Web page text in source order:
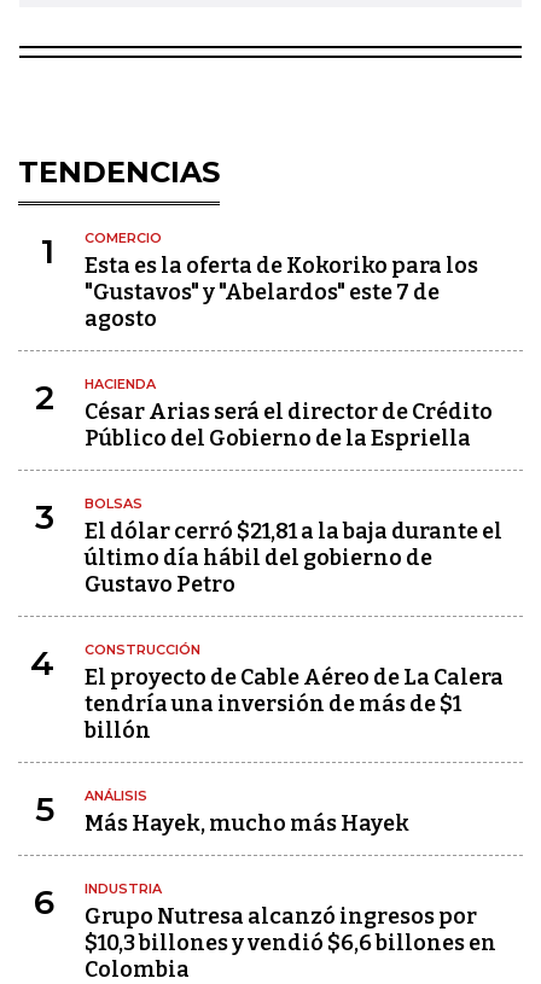
TENDENCIAS
1 COMERCIO
Esta es la oferta de Kokoriko para los
"Gustavos" y "Abelardos" este 7 de
agosto
2 HACIENDA
César Arias será el director de Crédito
Público del Gobierno de la Espriella
3 BOLSAS
El dólar cerró $21,81 a la baja durante el
último día hábil del gobierno de
Gustavo Petro
4 CONSTRUCCIÓN
El proyecto de Cable Aéreo de La Calera
tendría una inversión de más de $1
billón
5 ANÁLISIS
Más Hayek, mucho más Hayek
6 INDUSTRIA
Grupo Nutresa alcanzó ingresos por
$10,3 billones y vendió $6,6 billones en
Colombia